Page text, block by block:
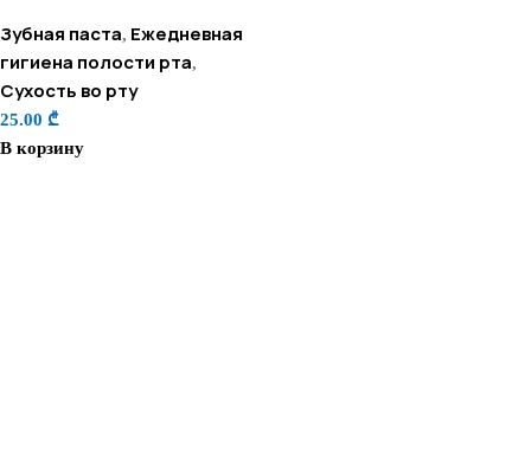
Зубная паста, Ежедневная
гигиена полости рта,
Сухость во рту
25.00 ₾
В корзину